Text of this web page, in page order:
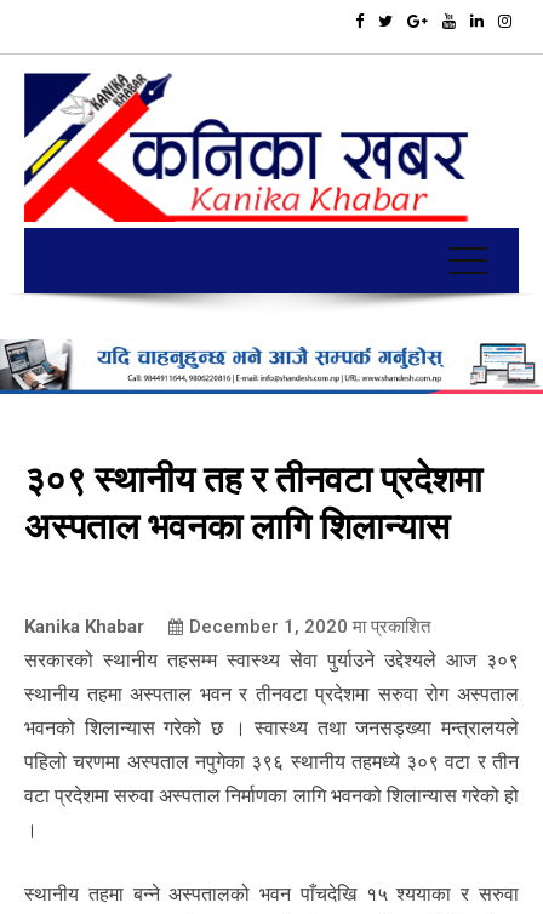
३०९ स्थानीय तह र तीनवटा प्रदेशमा
अस्पताल भवनका लागि शिलान्यास
Kanika Khabar December 1, 2020 मा प्रकाशित
सरकारको स्थानीय तहसम्म स्वास्थ्य सेवा पुर्याउने उद्देश्यले आज ३०९
स्थानीय तहमा अस्पताल भवन र तीनवटा प्रदेशमा सरुवा रोग अस्पताल
भवनको शिलान्यास गरेको छ । स्वास्थ्य तथा जनसड्ख्या मन्त्रालयले
पहिलो चरणमा अस्पताल नपुगेका ३९६ स्थानीय तहमध्ये ३०९ वटा र तीन
वटा प्रदेशमा सरुवा अस्पताल निर्माणका लागि भवनको शिलान्यास गरेको हो
।
स्थानीय तहमा बन्ने अस्पतालको भवन पाँचदेखि १५ श्ययाका र सरुवा